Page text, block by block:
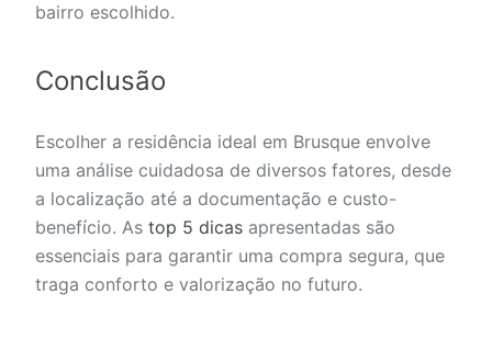
bairro escolhido.
Conclusão
Escolher a residência ideal em Brusque envolve
uma análise cuidadosa de diversos fatores, desde
a localização até a documentação e custo-
benefício. As top 5 dicas apresentadas são
essenciais para garantir uma compra segura, que
traga conforto e valorização no futuro.